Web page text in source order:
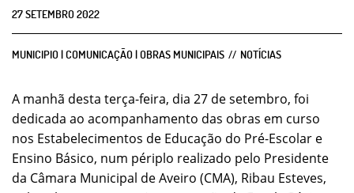
27SETEMBRO2022
MUNICIPIO | COMUNICAÇÃO | OBRAS MUNICIPAIS NOTÍCIAS
A manhã desta terça-feira, dia 27 de setembro, foi
dedicada ao acompanhamento das obras em curso
nos Estabelecimentos de Educação do Pré-Escolar e
Ensino Básico, num périplo realizado pelo Presidente
da Câmara Municipal de Aveiro (CMA), Ribau Esteves,